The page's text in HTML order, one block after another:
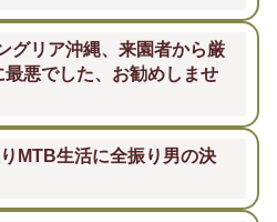
グリア沖縄、来園者から厳
最悪でした、お勧めしませ
MTB生活に全振り男の決